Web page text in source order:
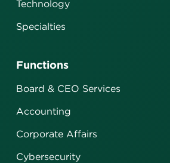
Technology
Specialties
Functions
Board & CEO Services
Accounting
Corporate Affairs
Cybersecurity